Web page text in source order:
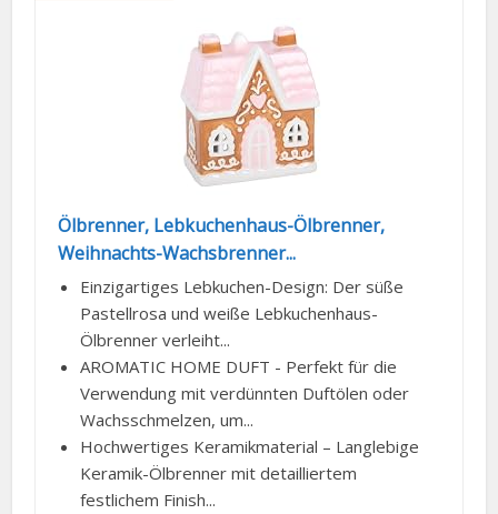
Ölbrenner, Lebkuchenhaus-Ölbrenner,
Weihnachts-Wachsbrenner...
Einzigartiges Lebkuchen-Design: Der süße
Pastellrosa und weiße Lebkuchenhaus-
Ölbrenner verleiht...
AROMATIC HOME DUFT - Perfekt für die
Verwendung mit verdünnten Duftölen oder
Wachsschmelzen, um...
Hochwertiges Keramikmaterial – Langlebige
Keramik-Ölbrenner mit detailliertem
festlichem Finish...